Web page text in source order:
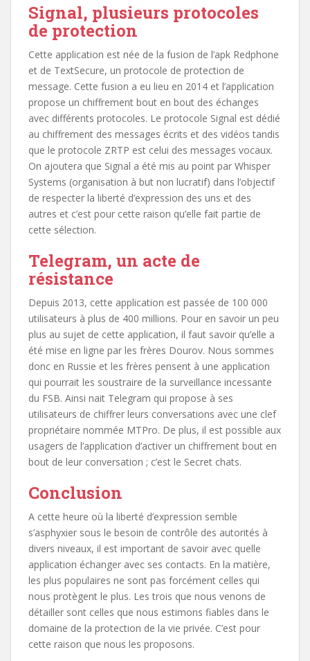
Signal, plusieurs protocoles
de protection
Cette application est née de la fusion de l’apk Redphone
et de TextSecure, un protocole de protection de
message. Cette fusion a eu lieu en 2014 et l’application
propose un chiffrement bout en bout des échanges
avec différents protocoles. Le protocole Signal est dédié
au chiffrement des messages écrits et des vidéos tandis
que le protocole ZRTP est celui des messages vocaux.
On ajoutera que Signal a été mis au point par Whisper
Systems (organisation à but non lucratif) dans l’objectif
de respecter la liberté d’expression des uns et des
autres et c’est pour cette raison qu’elle fait partie de
cette sélection.
Telegram, un acte de
résistance
Depuis 2013, cette application est passée de 100 000
utilisateurs à plus de 400 millions. Pour en savoir un peu
plus au sujet de cette application, il faut savoir qu’elle a
été mise en ligne par les frères Dourov. Nous sommes
donc en Russie et les frères pensent à une application
qui pourrait les soustraire de la surveillance incessante
du FSB. Ainsi nait Telegram qui propose à ses
utilisateurs de chiffrer leurs conversations avec une clef
propriétaire nommée MTPro. De plus, il est possible aux
usagers de l’application d’activer un chiffrement bout en
bout de leur conversation ; c’est le Secret chats.
Conclusion
A cette heure où la liberté d’expression semble
s’asphyxier sous le besoin de contrôle des autorités à
divers niveaux, il est important de savoir avec quelle
application échanger avec ses contacts. En la matière,
les plus populaires ne sont pas forcément celles qui
nous protègent le plus. Les trois que nous venons de
détailler sont celles que nous estimons fiables dans le
domaine de la protection de la vie privée. C’est pour
cette raison que nous les proposons.